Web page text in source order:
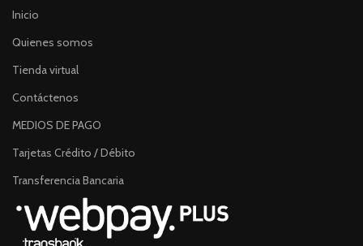
Inicio
Quienes somos
Tienda virtual
Contáctenos
MEDIOS DE PAGO
Tarjetas Crédito / Débito
Transferencia Bancaria